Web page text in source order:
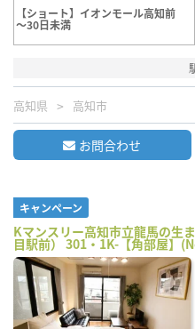
【ショート】イオンモール高知前
～30日未満
高知県 高知市
お問合わせ
キャンペーン
Kマンスリー高知市立龍馬の生
目駅前） 301・1K-【角部屋】